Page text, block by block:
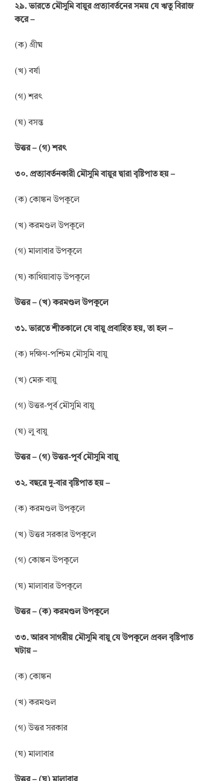
২৯. ভারতে মৌসুমি বায়ুর প্রত্যাবর্তনের সময় যে ঋতু বিরাজ
করে –
(ক) গ্রীষ্ম
(খ) বর্ষা
(গ) শরৎ
(ঘ) বসন্ত
উত্তর– (গ) শরৎ
৩০. প্রত্যাবর্তনকারী মৌসুমি বায়ুর দ্বারা বৃষ্টিপাত হয় –
(ক) কোঙ্কন উপকূলে
(খ) করমণ্ডল উপকূলে
(গ) মালাবার উপকূলে
(ঘ) কাথিয়াবাড় উপকূলে
উত্তর– (খ) করমণ্ডল উপকূলে
৩১. ভারতে শীতকালে যে বায়ু প্রবাহিত হয়, তা হল –
(ক) দক্ষিণ-পশ্চিম মৌসুমি বায়ু
(খ) মেরু বায়ু
(গ) উত্তর-পূর্ব মৌসুমি বায়ু
(ঘ) লু বায়ু
উত্তর– (গ) উত্তর-পূর্ব মৌসুমি বায়ু
৩২. বছরে দু-বার বৃষ্টিপাত হয় –
(ক) করমণ্ডল উপকূলে
(খ) উত্তর সরকার উপকূলে
(গ) কোঙ্কন উপকূলে
(ঘ) মালাবার উপকূলে
উত্তর– (ক) করমণ্ডল উপকূলে
৩৩. আরব সাগরীয় মৌসুমি বায়ু যে উপকূলে প্রবল বৃষ্টিপাত
ঘটায় –
(ক) কোঙ্কন
(খ) করমণ্ডল
(গ) উত্তর সরকার
(ঘ) মালাবার